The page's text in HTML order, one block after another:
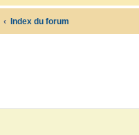
Index du forum